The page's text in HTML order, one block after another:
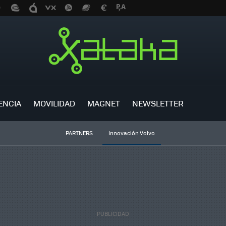
MOVILIDAD MAGNET NEWSLETTER
PARTNERS Innovación Volvo